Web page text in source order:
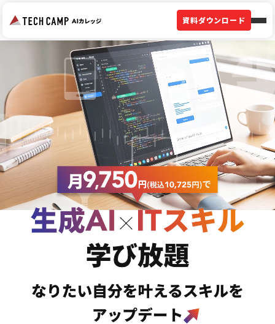
資料ダウンロード